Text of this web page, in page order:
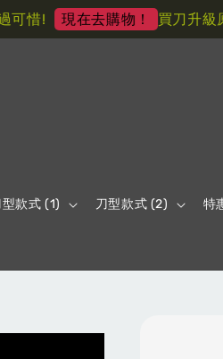
! 現在去購物！ 買刀升級原柄
型款式 (1) 刀型款式 (2) 特